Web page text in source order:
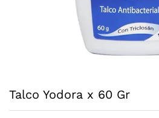
Talco Yodora x 60 Gr